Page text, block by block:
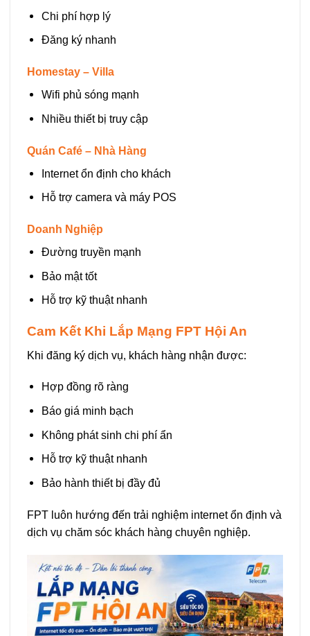
Chi phí hợp lý
Đăng ký nhanh
Homestay – Villa
Wifi phủ sóng mạnh
Nhiều thiết bị truy cập
Quán Café – Nhà Hàng
Internet ổn định cho khách
Hỗ trợ camera và máy POS
Doanh Nghiệp
Đường truyền mạnh
Bảo mật tốt
Hỗ trợ kỹ thuật nhanh
Cam Kết Khi Lắp Mạng FPT Hội An
Khi đăng ký dịch vụ, khách hàng nhận được:
Hợp đồng rõ ràng
Báo giá minh bạch
Không phát sinh chi phí ẩn
Hỗ trợ kỹ thuật nhanh
Bảo hành thiết bị đầy đủ
FPT luôn hướng đến trải nghiệm internet ổn định và
dịch vụ chăm sóc khách hàng chuyên nghiệp.